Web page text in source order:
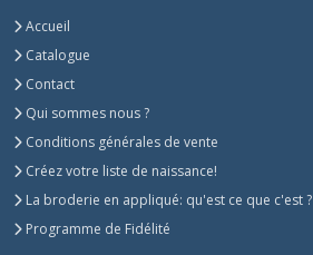
Accueil
Catalogue
Contact
Qui sommes nous ?
Conditions générales de vente
Créez votre liste de naissance!
La broderie en appliqué: qu'est ce que c'est ?
Programme de Fidélité